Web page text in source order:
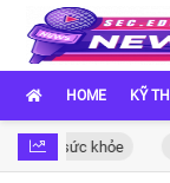
HOME KỸ
sức khỏe